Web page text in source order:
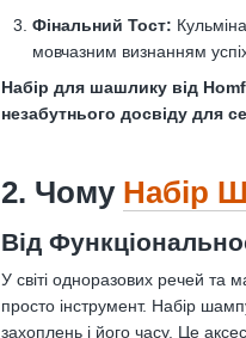
Фінальний Тост:
мовчазним визнанням
Набір для шашлику від
незабутнього досвіду для
2. Чому Набір
Від
У світі одноразових речей та
просто інструмент. Набір
захоплень і його часу. Це